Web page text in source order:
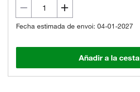
Fecha estimada de envoi: 04-01-2027
Añadir a la cesta